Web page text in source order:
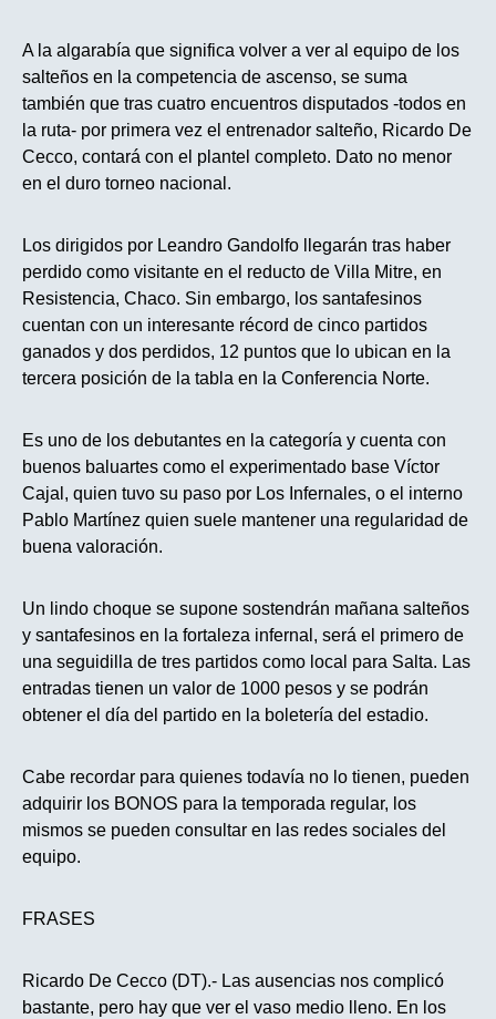
A la algarabía que significa volver a ver al equipo de los
salteños en la competencia de ascenso, se suma
también que tras cuatro encuentros disputados -todos en
la ruta- por primera vez el entrenador salteño, Ricardo De
Cecco, contará con el plantel completo. Dato no menor
en el duro torneo nacional.
Los dirigidos por Leandro Gandolfo llegarán tras haber
perdido como visitante en el reducto de Villa Mitre, en
Resistencia, Chaco. Sin embargo, los santafesinos
cuentan con un interesante récord de cinco partidos
ganados y dos perdidos, 12 puntos que lo ubican en la
tercera posición de la tabla en la Conferencia Norte.
Es uno de los debutantes en la categoría y cuenta con
buenos baluartes como el experimentado base Víctor
Cajal, quien tuvo su paso por Los Infernales, o el interno
Pablo Martínez quien suele mantener una regularidad de
buena valoración.
Un lindo choque se supone sostendrán mañana salteños
y santafesinos en la fortaleza infernal, será el primero de
una seguidilla de tres partidos como local para Salta. Las
entradas tienen un valor de 1000 pesos y se podrán
obtener el día del partido en la boletería del estadio.
Cabe recordar para quienes todavía no lo tienen, pueden
adquirir los BONOS para la temporada regular, los
mismos se pueden consultar en las redes sociales del
equipo.
FRASES
Ricardo De Cecco (DT).- Las ausencias nos complicó
bastante, pero hay que ver el vaso medio lleno. En los